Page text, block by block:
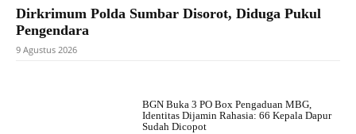
Dirkrimum Polda Sumbar Disorot, Diduga Pukul
Pengendara
9 Agustus 2026
BGN Buka 3 PO Box Pengaduan MBG,
Identitas Dijamin Rahasia: 66 Kepala Dapur
Sudah Dicopot